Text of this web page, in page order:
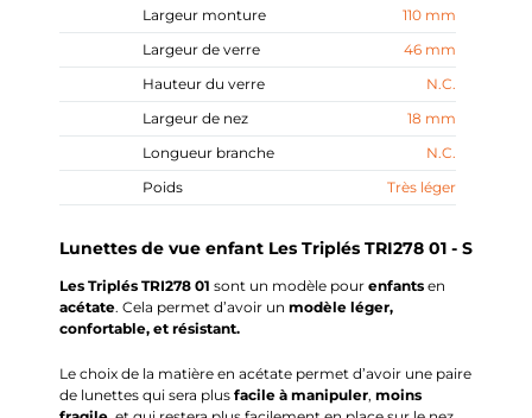
Largeur monture
110 mm
Largeur de verre
46 mm
Hauteur du verre
N.C.
Largeur de nez
18 mm
Longueur branche
N.C.
Poids
Très léger
Lunettes de vue enfant Les Triplés TRI278 01 - S
Les Triplés TRI278 01 sont un modèle pour enfants en
acétate. Cela permet d’avoir un modèle léger,
confortable, et résistant.
Le choix de la matière en acétate permet d’avoir une paire
de lunettes qui sera plus facile à manipuler, moins